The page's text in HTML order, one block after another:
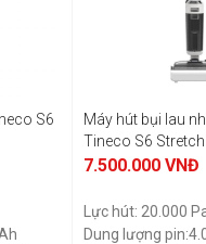
S6
Máy hút bụi lau
Tineco S6
7.500.000 VNĐ
Lực hút: 20.000
Dung lượng